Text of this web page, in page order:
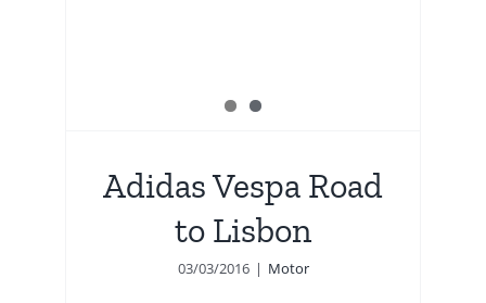
Adidas Vespa Road
to Lisbon
03/03/2016 | Motor